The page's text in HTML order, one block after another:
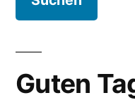
Guten